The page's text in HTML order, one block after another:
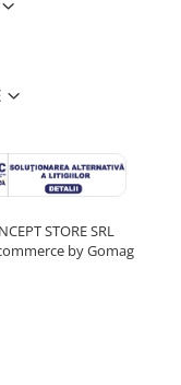
STORE SRL
by Gomag